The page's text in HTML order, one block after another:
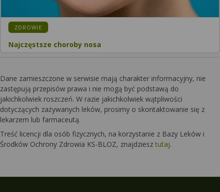
ZDROWIE
Najczęstsze choroby nosa
Dane zamieszczone w serwisie mają charakter informacyjny, nie
zastępują przepisów prawa i nie mogą być podstawą do
jakichkolwiek roszczeń. W razie jakichkolwiek wątpliwości
dotyczących zażywanych leków, prosimy o skontaktowanie się z
lekarzem lub farmaceutą.
Treść licencji dla osób fizycznych, na korzystanie z Bazy Leków i
Środków Ochrony Zdrowia KS-BLOZ, znajdziesz tutaj.